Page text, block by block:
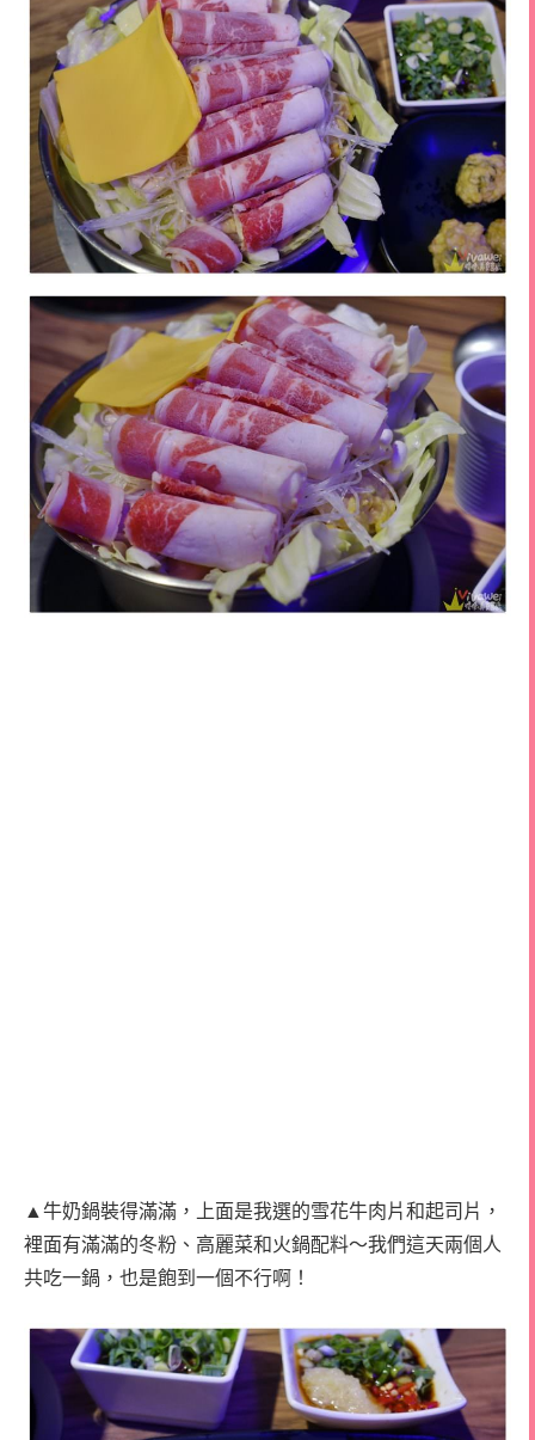
▲牛奶鍋裝得滿滿，上面是我選的雪花牛肉片和起司片，
裡面有滿滿的冬粉、高麗菜和火鍋配料～我們這天兩個人
共吃一鍋，也是飽到一個不行啊！